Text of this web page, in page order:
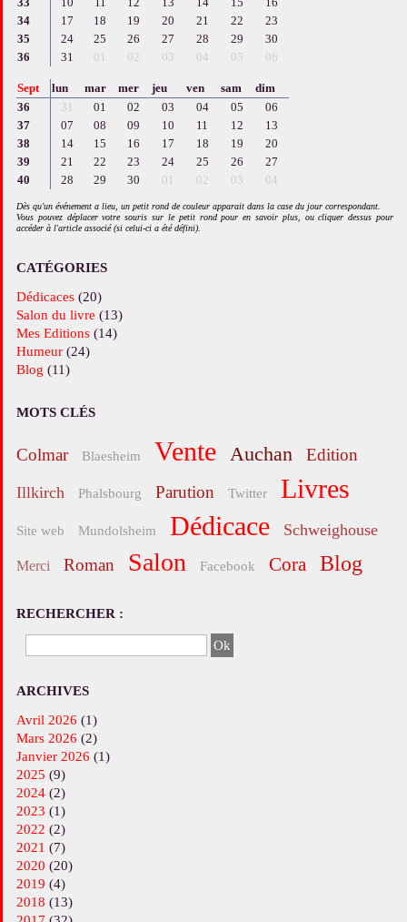
34
17 18 19 20 21 22
23
35
24 25 26 27 28 29
30
36
31 01 02 03 04 05 06
Sept lun mar mer jeu ven sam
dim
36
31 01 02 03 04 05
06
37
07 08 09 10 11 12
13
38
14 15 16 17 18 19
20
39
21 22 23 24 25 26
27
40
28 29 30 01 02 03 04
Dès qu'un événement a lieu, un petit rond de couleur apparait dans la case du jour correspondant.
Vous pouvez déplacer votre souris sur le petit rond pour en savoir plus, ou cliquer dessus pour
accéder à l'article associé (si celui-ci a été défini).
CATÉGORIES
Dédicaces(20)
Salon du livre (13)
Mes Editions(14)
Humeur(24)
Blog (11)
MOTS CLÉS
Colmar Blaesheim vente Auchan edition
Illkirch Phalsbourg parution twitter livres
site web Mundolsheim Dédicace Schweighouse
merci roman salon facebook Cora blog
RECHERCHER :
ARCHIVES
avril 2026 (1)
mars 2026 (2)
janvier 2026 (1)
2025 (9)
2024(2)
2023 (1)
2022 (2)
2021 (7)
2020 (20)
2019 (4)
2018 (13)